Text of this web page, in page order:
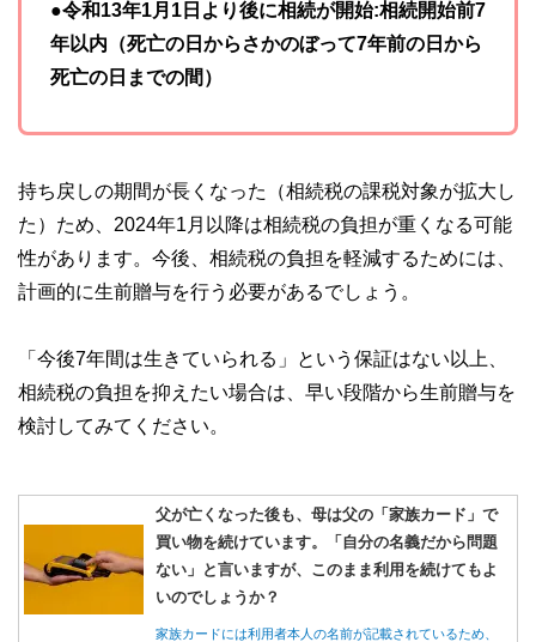
●令和13年1月1日より後に相続が開始:相続開始前7
年以内（死亡の日からさかのぼって7年前の日から
死亡の日までの間）
持ち戻しの期間が長くなった（相続税の課税対象が拡大し
た）ため、2024年1月以降は相続税の負担が重くなる可能
性があります。今後、相続税の負担を軽減するためには、
計画的に生前贈与を行う必要があるでしょう。
「今後7年間は生きていられる」という保証はない以上、
相続税の負担を抑えたい場合は、早い段階から生前贈与を
検討してみてください。
父が亡くなった後も、母は父の「家族カード」で
買い物を続けています。「自分の名義だから問題
ない」と言いますが、このまま利用を続けてもよ
いのでしょうか？
家族カードには利用者本人の名前が記載されているため、